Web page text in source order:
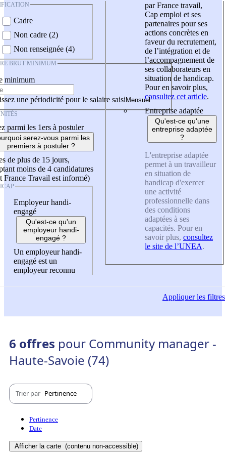
Cadre
Non cadre (2)
Non renseignée (4)
BRUT MINIMUM
minimum
une périodicité pour le salaire saisi
parmi les 1ers à postuler
serez-vous parmi les
premiers à postuler ?
de plus de 15 jours,
moins de 4 candidatures
France Travail est informé)
Employeur handi-
engagé
Qu'est-ce qu'un
employeur handi-
engagé ?
Un employeur handi-
engagé est un
employeur reconnu
par France travail,
Cap emploi et ses
partenaires pour ses
actions concrètes en
faveur du recrutement,
de l’intégration et de
l’accompagnement de
ses collaborateurs en
situation de handicap.
Pour en savoir plus,
consultez cet article.
Entreprise adaptée
Qu'est-ce qu'une
entreprise adaptée
?
L'entreprise adaptée
permet à un travailleur
en situation de
handicap d'exercer
une activité
professionnelle dans
des conditions
adaptées à ses
capacités. Pour en
savoir plus, consultez
le site de l’UNEA.
Appliquerles filtres
6 offres pour Community manager -
Haute-Savoie (74)
Trier par Pertinence
Pertinence
Date
Afficher la carte (contenu non-accessible)